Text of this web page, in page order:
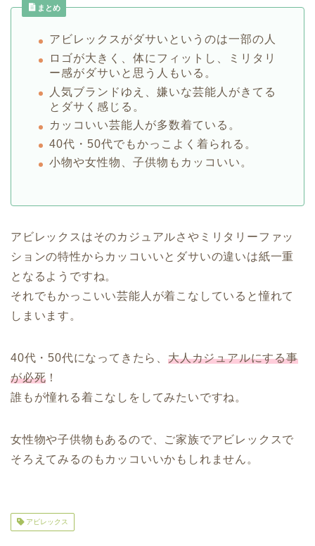
まとめ
アビレックスがダサいというのは一部の人
ロゴが大きく、体にフィットし、ミリタリ
ー感がダサいと思う人もいる。
人気ブランドゆえ、嫌いな芸能人がきてる
とダサく感じる。
カッコいい芸能人が多数着ている。
40代・50代でもかっこよく着られる。
小物や女性物、子供物もカッコいい。
アビレックスはそのカジュアルさやミリタリーファッ
ションの特性からカッコいいとダサいの違いは紙一重
となるようですね。
それでもかっこいい芸能人が着こなしていると憧れて
しまいます。
40代・50代になってきたら、 大人カジュアルにする事
が必死 ！
誰もが憧れる着こなしをしてみたいですね。
女性物や子供物もあるので、ご家族でアビレックスで
そろえてみるのもカッコいいかもしれません。
アビレックス